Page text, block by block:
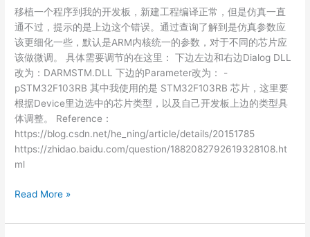
解
决
办
法
移植一个程序到我的开发板，新建工程编译正常，但是仿真一直
通不过，提示的是上边这个错误。通过查询了解到是仿真参数应
该更细化一些，默认是ARM内核统一的参数，对于不同的芯片应
该做微调。 具体需要调节的在这里： 下边左边和右边Dialog DLL
改为：DARMSTM.DLL 下边的Parameter改为： -
pSTM32F103RB 其中我使用的是 STM32F103RB 芯片，这里要
根据Device里边选中的芯片类型，以及自己开发板上边的类型具
体调整。 Reference：
https://blog.csdn.net/he_ning/article/details/20151785
https://zhidao.baidu.com/question/1882082792619328108.ht
ml
error
access
Read More »